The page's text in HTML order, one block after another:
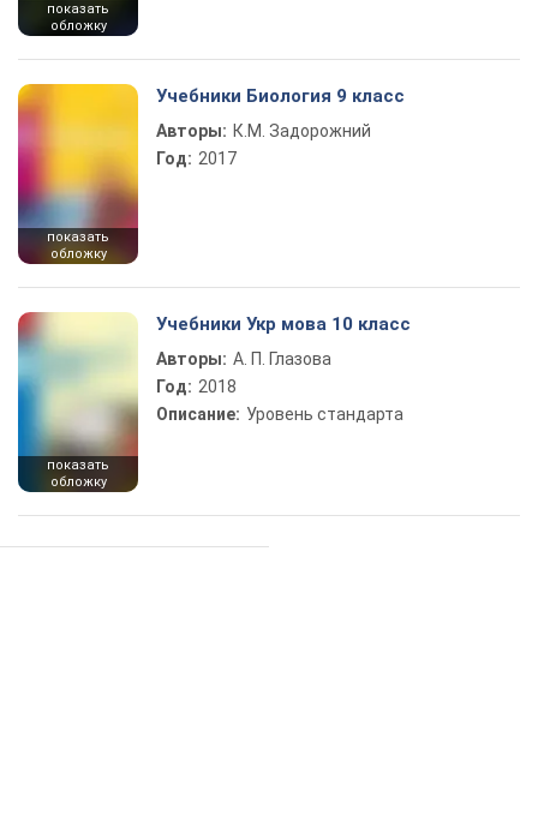
показать
обложку
показать
обложку
Учебники Биология 9 класс
Авторы: К.М. Задорожний
Год: 2017
показать
обложку
Учебники Укр мова 10 класс
Авторы: А. П. Глазова
Год: 2018
Описание: Уровень стандарта